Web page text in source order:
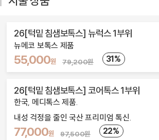
26[턱밑 침샘보톡스] 뉴럭스 1부위
뉴메코 보톡스 제품
55,000원 79,200원 31%
26[턱밑 침샘보톡스] 코어톡스 1부위
한국, 메디톡스 제품.
내성 걱정을 줄인 국산 프리미엄 톡신.
77,000원 97,500원 22%